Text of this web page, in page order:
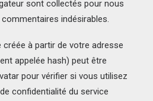
sont collectés pour nous
indésirables.
créée à partir de votre adresse
appelée hash) peut être
pour vérifier si vous utilisez
confidentialité du service